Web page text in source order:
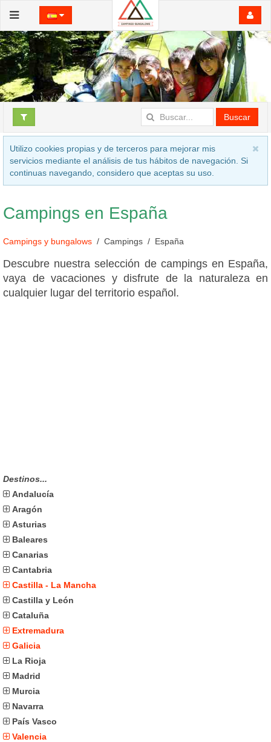
Buscar
Utilizo cookies propias y de terceros para mejorar mis
servicios mediante el análisis de tus hábitos de navegación. Si
continuas navegando, considero que aceptas su uso.
Campings en España
Campings y bungalows Campings España
Descubre nuestra selección de campings en España,
vaya de vacaciones y disfrute de la naturaleza en
cualquier lugar del territorio español.
Destinos...
Andalucía
Aragón
Asturias
Baleares
Canarias
Cantabria
Castilla - La Mancha
Castilla y León
Cataluña
Extremadura
Galicia
La Rioja
Madrid
Murcia
Navarra
País Vasco
Valencia